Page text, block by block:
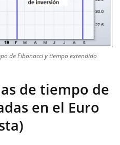
de Fibonacci y tiempo extendido
de tiempo de
en el Euro